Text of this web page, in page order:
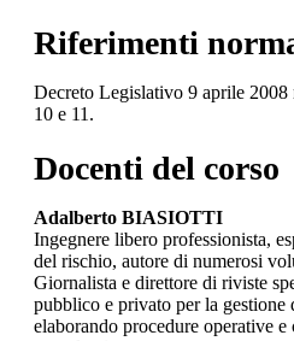
Riferimenti
Decreto Legislativo 9 aprile
10 e 11.
Docenti del corso
Adalberto BIASIOTTI
Ingegnere libero professionista,
del rischio, autore di numerosi
Giornalista e direttore di riviste
pubblico e privato per la gestione
elaborando procedure operative